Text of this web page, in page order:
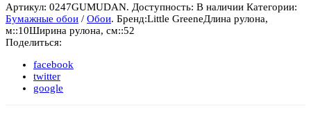
Артикул: 0247GUMUDAN. Доступность: В наличии Категории:
Бумажные обои / Обои. Бренд:Little GreeneДлина рулона,
м::10Ширина рулона, см::52
Поделиться:
facebook
twitter
google